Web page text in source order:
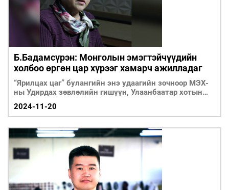
Бүртгүүлэх
Нэвтрэх
Бизнес
хөгжил
Leaderships
forum
ФОТО
УРЛАГ
ТӨВ
Б.Бадамсүрэн: Монголын эмэгтэйчүүдийн
холбоо өргөн цар хүрээг хамарч ажилладаг
“Ярилцах цаг” булангийн энэ удаагийн зочноор МЭХ-
ны Удирдах зөвлөлийн гишүүн, Улаанбаатар хотын
зөвлөлийн дарга Б.Бадамсүрэнг урьж ярилцлаа.
2024-11-20